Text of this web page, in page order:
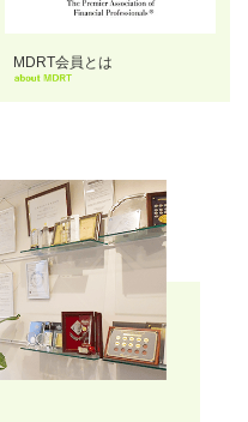
MDRT会員とは